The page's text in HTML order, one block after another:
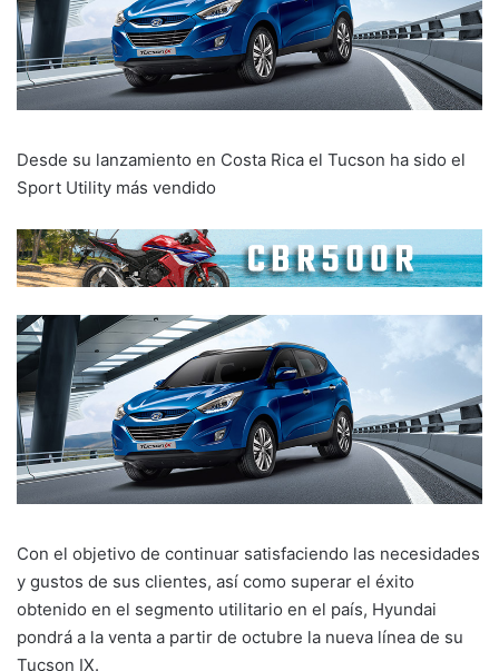
Desde su lanzamiento en Costa Rica el Tucson ha sido el
Sport Utility más vendido
Con el objetivo de continuar satisfaciendo las necesidades
y gustos de sus clientes, así como superar el éxito
obtenido en el segmento utilitario en el país, Hyundai
pondrá a la venta a partir de octubre la nueva línea de su
Tucson IX.